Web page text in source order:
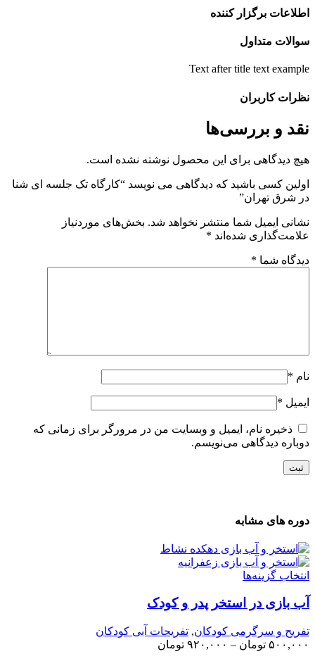
برگزار کننده
متداول
Text after title text
کاربران
و بررسی‌ها
دیدگاهی برای این محصول نوشته نشده است.
کسی باشید که دیدگاهی می نویسد “کارگاه تک جلسه ای شنا
شرق تهران”
ایمیل شما منتشر نخواهد شد. بخش‌های موردنیاز
شده‌اند*
شما*
*
*
ذخیره نام، ایمیل و وبسایت من در مرورگر برای زمانی که
دیدگاهی می‌نویسم.
های مشابه
گزینه‌ها
بازی در استخر پدر و کودک
و سرگرمی کودکان,تفریحات آبی کودکان
تومان– ۹۲۰,۰۰۰ تومان